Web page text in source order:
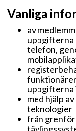
Vanliga
av
uppgifterna
telefon,
uppgifterna
med hjälp
teknologier
från